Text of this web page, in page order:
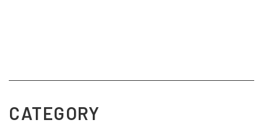
CATEGORY